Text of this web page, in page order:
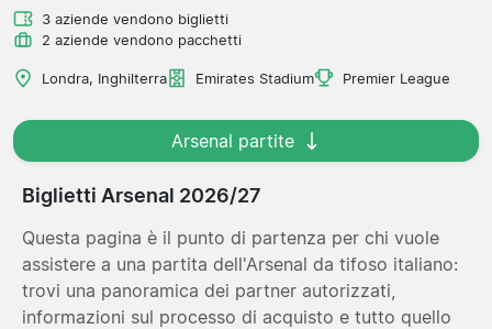
3 aziende vendono biglietti
2 aziende vendono pacchetti
Londra, Inghilterra Emirates Stadium Premier League
Arsenal partite
Biglietti Arsenal 2026/27
Questa pagina è il punto di partenza per chi vuole
assistere a una partita dell'Arsenal da tifoso italiano:
trovi una panoramica dei partner autorizzati,
informazioni sul processo di acquisto e tutto quello